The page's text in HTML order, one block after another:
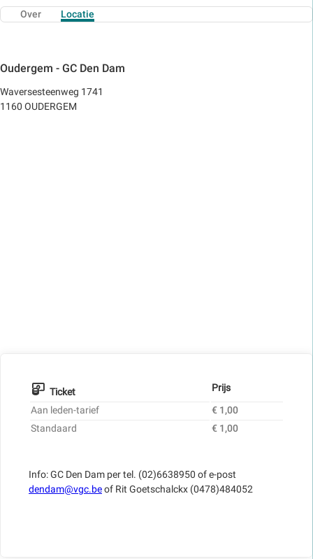
Over Locatie
Oudergem - GC Den Dam
Waversesteenweg 1741
1160 OUDERGEM
Ticket
Prijs
Aan leden-tarief
€ 1,00
Standaard
€ 1,00
Info: GC Den Dam per tel. (02)6638950 of e-post
dendam@vgc.beof Rit Goetschalckx (0478)484052